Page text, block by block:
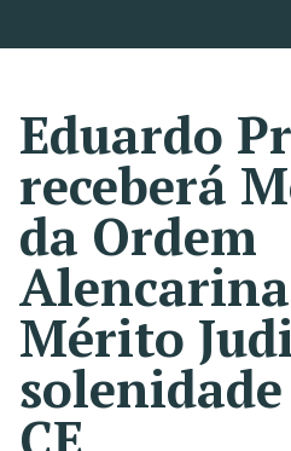
Eduardo
receberá
da Ordem
Mérito